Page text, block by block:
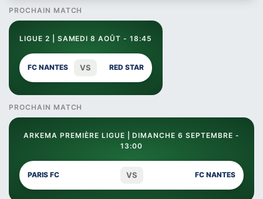
PROCHAIN MATCH
LIGUE 2 | SAMEDI 8 AOÛT - 18:45
FC NANTES VS RED STAR
PROCHAIN MATCH
ARKEMA PREMIÈRE LIGUE | DIMANCHE 6 SEPTEMBRE -
13:00
PARIS FC VS FC NANTES